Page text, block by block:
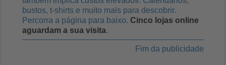
bustos, t-shirts e muito mais para descobrir.
Percorra a página para baixo. Cinco lojas online
aguardam a sua visita.
Fim da publicidade